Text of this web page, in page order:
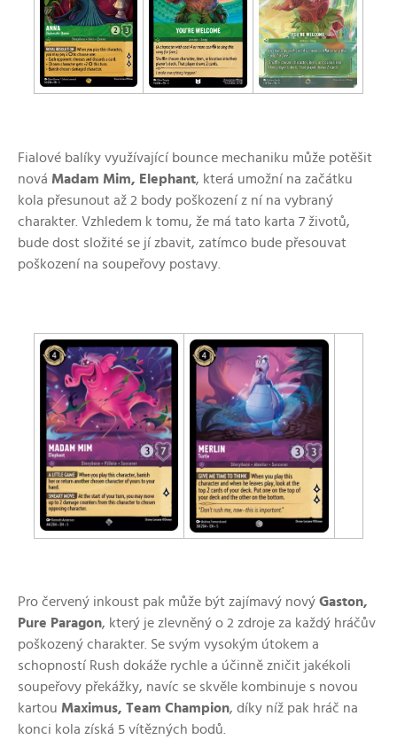
Fialové balíky využívající bounce mechaniku může potěšit
nová Madam Mim, Elephant, která umožní na začátku
kola přesunout až 2 body poškození z ní na vybraný
charakter. Vzhledem k tomu, že má tato karta 7 životů,
bude dost složité se jí zbavit, zatímco bude přesouvat
poškození na soupeřovy postavy.
Pro červený inkoust pak může být zajímavý nový Gaston,
Pure Paragon, který je zlevněný o 2 zdroje za každý hráčův
poškozený charakter. Se svým vysokým útokem a
schopností Rush dokáže rychle a účinně zničit jakékoli
soupeřovy překážky, navíc se skvěle kombinuje s novou
kartou Maximus, Team Champion, díky níž pak hráč na
konci kola získá 5 vítězných bodů.